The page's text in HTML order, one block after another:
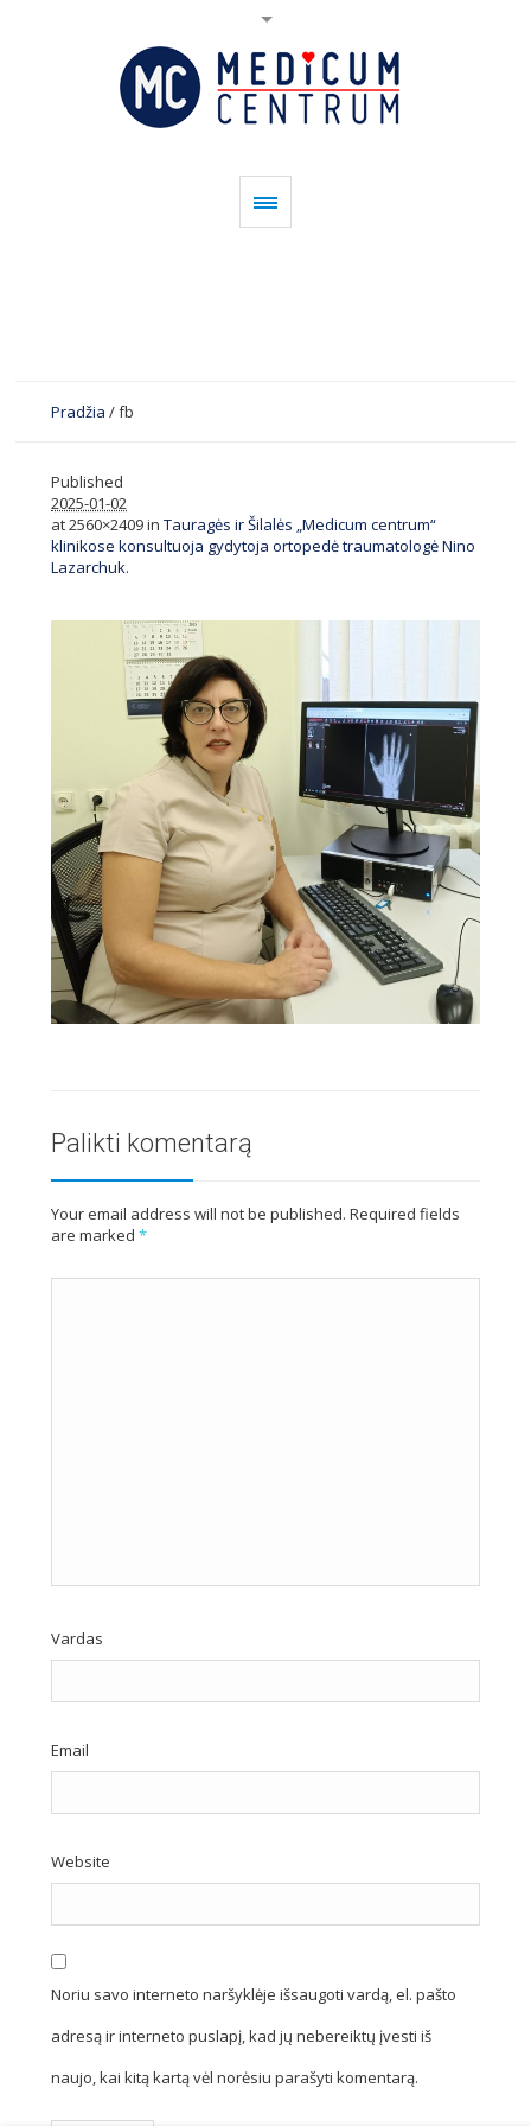
Pradžia /fb
Published
2025-01-02
at 2560×2409 inTauragės ir Šilalės „Medicum centrum“
klinikose konsultuoja gydytoja ortopedė traumatologė Nino
Lazarchuk.
Palikti komentarą
Your email address will not be published. Required fields
are marked*
Vardas
Email
Website
Noriu savo interneto naršyklėje išsaugoti vardą, el. pašto
adresą ir interneto puslapį, kad jų nebereiktų įvesti iš
naujo, kai kitą kartą vėl norėsiu parašyti komentarą.